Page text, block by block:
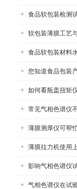
食品软包装检测
软包装薄膜工艺
食品软包装材料
您知道食品包装
如何看瓶盖扭矩
常见气相色谱仪
薄膜测厚仪可帮
薄膜拉力机使用
影响气相色谱仪
气相色谱仪在试